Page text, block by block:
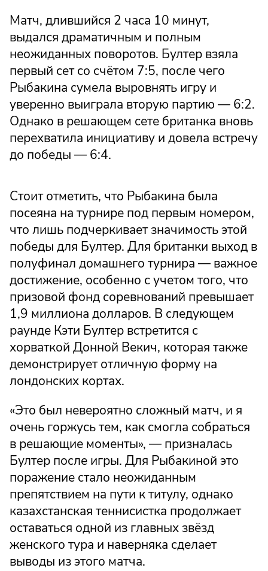
Матч, длившийся 2 часа 10 минут,
выдался драматичным и полным
неожиданных поворотов. Бултер взяла
первый сет со счётом 7:5, после чего
Рыбакина сумела выровнять игру и
уверенно выиграла вторую партию — 6:2.
Однако в решающем сете британка вновь
перехватила инициативу и довела встречу
до победы — 6:4.
Стоит отметить, что Рыбакина была
посеяна на турнире под первым номером,
что лишь подчеркивает значимость этой
победы для Бултер. Для британки выход в
полуфинал домашнего турнира — важное
достижение, особенно с учетом того, что
призовой фонд соревнований превышает
1,9 миллиона долларов. В следующем
раунде Кэти Бултер встретится с
хорваткой Донной Векич, которая также
демонстрирует отличную форму на
лондонских кортах.
«Это был невероятно сложный матч, и я
очень горжусь тем, как смогла собраться
в решающие моменты», — призналась
Бултер после игры. Для Рыбакиной это
поражение стало неожиданным
препятствием на пути к титулу, однако
казахстанская теннисистка продолжает
оставаться одной из главных звёзд
женского тура и наверняка сделает
выводы из этого матча.